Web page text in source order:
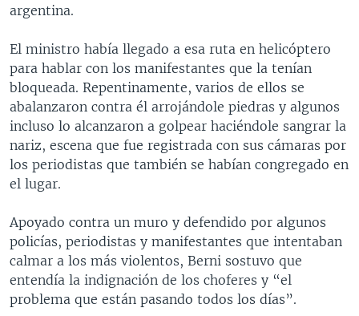
argentina.
El ministro había llegado a esa ruta en helicóptero
para hablar con los manifestantes que la tenían
bloqueada. Repentinamente, varios de ellos se
abalanzaron contra él arrojándole piedras y algunos
incluso lo alcanzaron a golpear haciéndole sangrar la
nariz, escena que fue registrada con sus cámaras por
los periodistas que también se habían congregado en
el lugar.
Apoyado contra un muro y defendido por algunos
policías, periodistas y manifestantes que intentaban
calmar a los más violentos, Berni sostuvo que
entendía la indignación de los choferes y “el
problema que están pasando todos los días”.